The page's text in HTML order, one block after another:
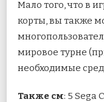
Мало того, что в
корты, вы также
мировое турне
необходимые
Также см: 5 Sega